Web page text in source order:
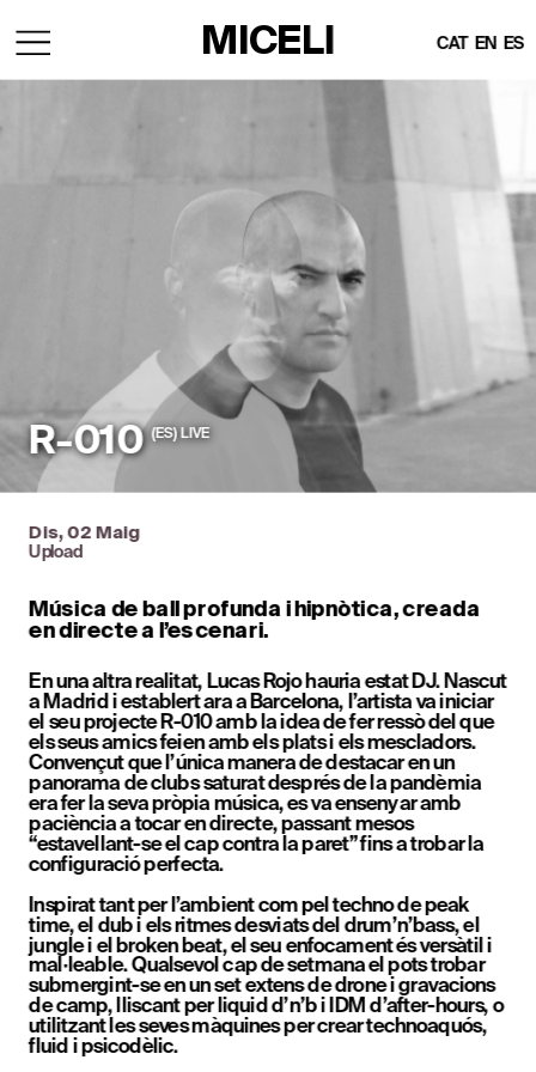
R-010 (ES)  LIVE
MICELI CAT EN ES
Dis, 02 Maig
Upload
Música de ball profunda i hipnòtica, creada
en directe a l’escenari.
En una altra realitat, Lucas Rojo hauria estat DJ. Nascut
a Madrid i establert ara a Barcelona, l’artista va iniciar
el seu projecte R-010 amb la idea de fer ressò del que
els seus amics feien amb els plats i els mescladors.
Convençut que l’única manera de destacar en un
panorama de clubs saturat després de la pandèmia
era fer la seva pròpia música, es va ensenyar amb
paciència a tocar en directe, passant mesos
“estavellant-se el cap contra la paret” fins a trobar la
configuració perfecta.
Inspirat tant per l’ambient com pel techno de peak
time, el dub i els ritmes desviats del drum’n’bass, el
jungle i el broken beat, el seu enfocament és versàtil i
mal·leable. Qualsevol cap de setmana el pots trobar
submergint-se en un set extens de drone i gravacions
de camp, lliscant per liquid d’n’b i IDM d’after-hours, o
utilitzant les seves màquines per crear technoaquós,
fluid i psicodèlic.